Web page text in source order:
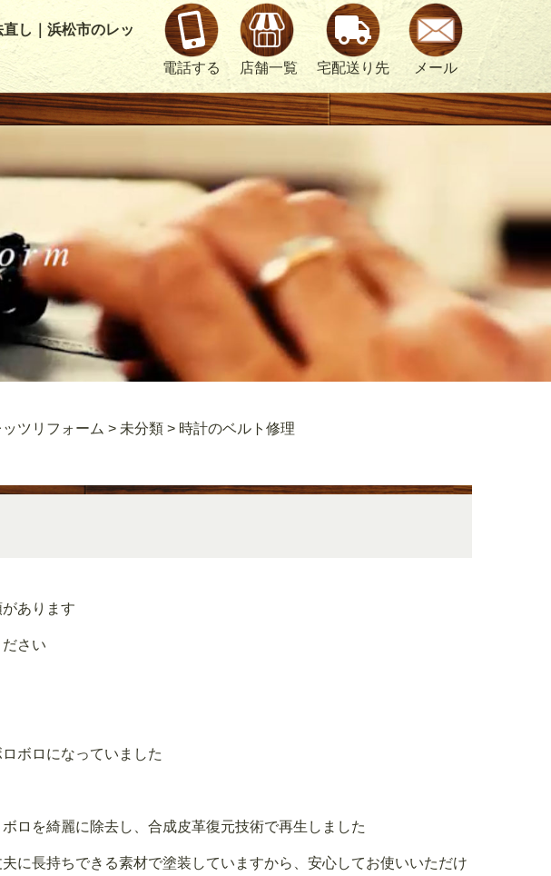
し｜浜松市のレッ
電話する
店舗一覧 宅配送り先 メール
ツリフォーム > 未分類> 時計のベルト修理
あります
さい
ボロになっていました
ロを綺麗に除去し、合成皮革復元技術で再生しました
に長持ちできる素材で塗装していますから、安心してお使いいただけ